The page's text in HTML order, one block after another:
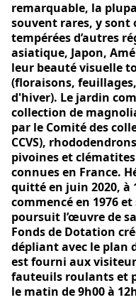
remarquable, la
souvent rares, y sont
tempérées d’autres
asiatique, Japon,
leur beauté visuelle
(floraisons,
d'hiver). Le jardin
collection de
par le Comité des
CCVS),
pivoines et
connues en France.
quitté en juin 2020, à
commencé en 1976
poursuit l’œuvre de
Fonds de Dotation
dépliant avec le plan
est fourni aux
fauteuils roulants et
le matin de 9h00 à